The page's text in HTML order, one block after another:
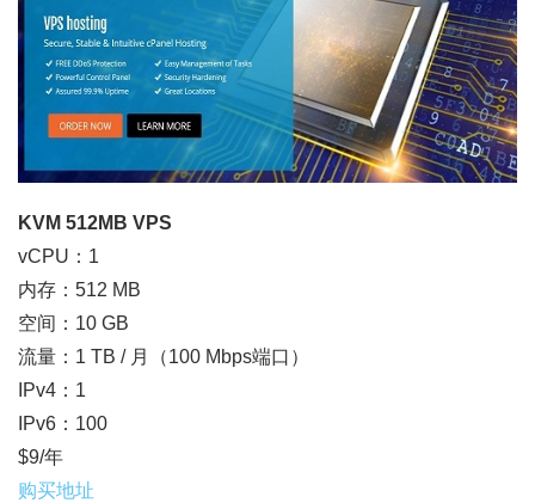
KVM 512MB VPS
vCPU：1
内存：512 MB
空间：10 GB
流量：1 TB / 月（100 Mbps端口）
IPv4：1
IPv6：100
$9/年
购买地址